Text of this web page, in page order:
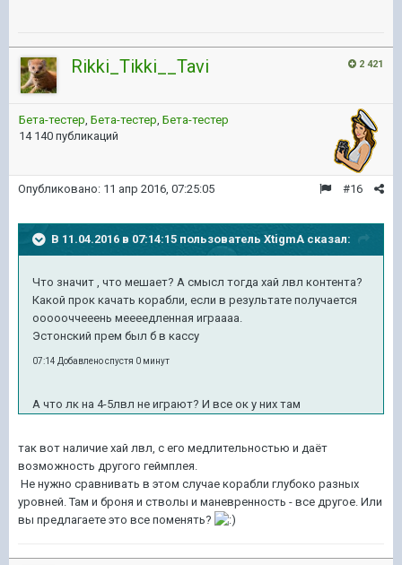
2 421
Rikki_Tikki__Tavi
Бета-тестер Бета-тестер Бета-тестер
14 140 публикаций
#16
Опубликовано: 11 апр 2016, 07:25:05
В 11.04.2016 в 07:14:15 пользователь XtigmA сказал:
Что значит , что мешает? А смысл тогда хай лвл контента?
Какой прок качать корабли, если в результате получается
оооооччееень меееедленная играааа.
Эстонский прем был б в кассу
07:14 Добавлено спустя 0 минут
А что лк на 4-5лвл не играют? И все ок у них там
так вот наличие хай лвл, с его медлительностью и даёт
возможность другого геймплея.
Не нужно сравнивать в этом случае корабли глубоко разных
уровней. Там и броня и стволы и маневренность - все другое. Или
вы предлагаете это все поменять?